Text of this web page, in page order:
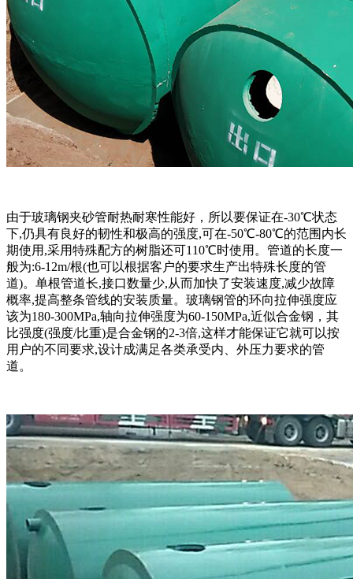
由于玻璃钢夹砂管耐热耐寒性能好，所以要保证在-30℃状态
下,仍具有良好的韧性和极高的强度,可在-50℃-80℃的范围内长
期使用,采用特殊配方的树脂还可110℃时使用。管道的长度一
般为:6-12m/根(也可以根据客户的要求生产出特殊长度的管
道)。单根管道长,接口数量少,从而加快了安装速度,减少故障
概率,提高整条管线的安装质量。玻璃钢管的环向拉伸强度应
该为180-300MPa,轴向拉伸强度为60-150MPa,近似合金钢，其
比强度(强度/比重)是合金钢的2-3倍,这样才能保证它就可以按
用户的不同要求,设计成满足各类承受内、外压力要求的管
道。